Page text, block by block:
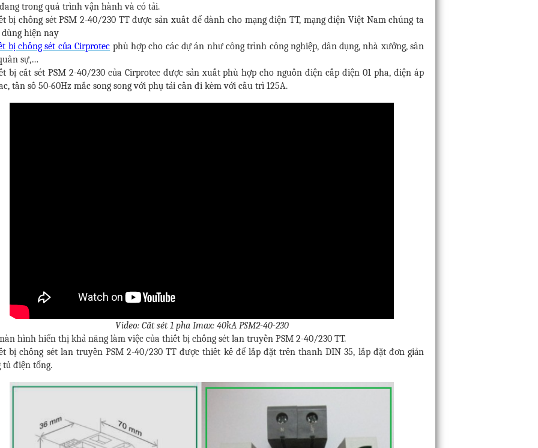
trong quá trình vận hành và có tải.
bị chống sét PSM 2-40/230 TT được sản xuất để dành cho mạng điện TT, mạng điện Việt Nam chúng ta
dùng hiện nay
bị chống sét của Cirprotec phù hợp cho các dự án như công trình công nghiệp, dân dụng, nhà xưởng, sân
sự,…
bị cắt sét PSM 2-40/230 của Cirprotec được sản xuất phù hợp cho nguồn điện cấp điện 01 pha, điện áp
tần số 50-60Hz mắc song song với phụ tải cần đi kèm với cầu trì 125A.
Video: Cắt sét 1 pha Imax: 40kA PSM2-40-230
hình hiển thị khả năng làm việc của thiết bị chống sét lan truyền PSM 2-40/230 TT.
bị chống sét lan truyền PSM 2-40/230 TT được thiết kế để lắp đặt trên thanh DIN 35, lắp đặt đơn giản
tủ điện tổng.